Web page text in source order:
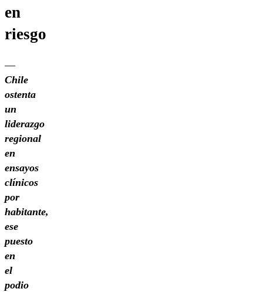
en
riesgo
—
Chile
ostenta
un
liderazgo
regional
en
ensayos
clínicos
por
habitante,
ese
puesto
en
el
podio